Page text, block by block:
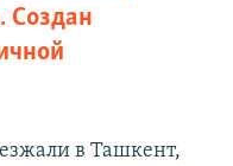
Создан
в Ташкент,